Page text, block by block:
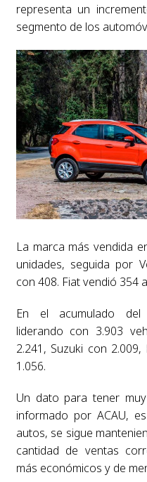
representa un
segmento de los
La marca más vendida
unidades, seguida por
con 408. Fiat vendió 354
En el acumulado del
liderando con 3.903
2.241, Suzuki con
1.056.
Un dato para tener
informado por ACAU,
autos, se sigue
cantidad de ventas
más económicos y de